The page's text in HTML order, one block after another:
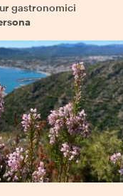
gastronomici